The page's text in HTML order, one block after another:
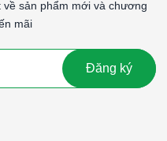
dạng sóng có 2 lưới bảo vệ
sản phẩm mới và chương
mãi
Đăng ký